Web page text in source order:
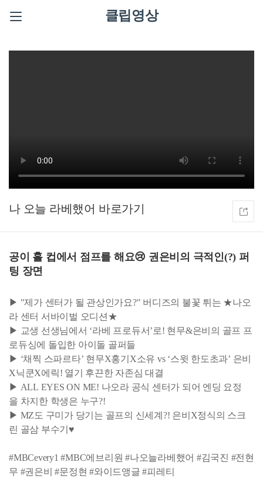
클립영상
나 오늘 라베했어
공이 홀 컵에서 점프를 해요😢 권은비의 극적인(?) 퍼
팅 장면
▶ "제가 센터가 될 관상인가요?" 버디즈의 불꽃 튀는 ★나오
라 센터 서바이벌 오디션★
▶ 교생 선생님에서 ‘라베 프로듀서’로! 현무&은비의 골프 프
로듀싱에 돌입한 아이돌 골퍼들
▶ ‘채찍 스파르타’ 현무X홍기X소유 vs ‘스윗 한도초과’ 은비
X닉쿤X에릭! 열기 후끈한 자존심 대결
▶ ALL EYES ON ME! 나오라 공식 센터가 되어 엔딩 요정
을 차지한 학생은 누구?!
▶ MZ도 구미가 당기는 골프의 신세계?! 은비X정식의 스크
린 골삼 부수기♥
#MBCevery1 #MBC에브리원 #나오늘라베했어 #김국진 #전현
무 #권은비 #문정현 #와이드앵글 #피레티